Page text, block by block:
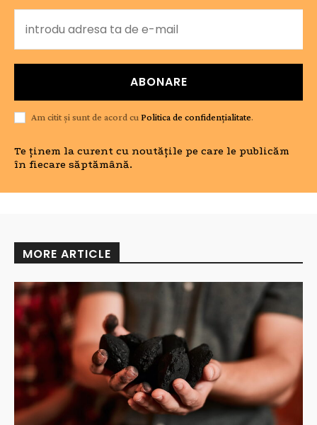
ABONARE
Am citit și sunt de acord cu Politica de confidențialitate.
Te ținem la curent cu noutățile pe care le publicăm
în fiecare săptămână.
MORE ARTICLE